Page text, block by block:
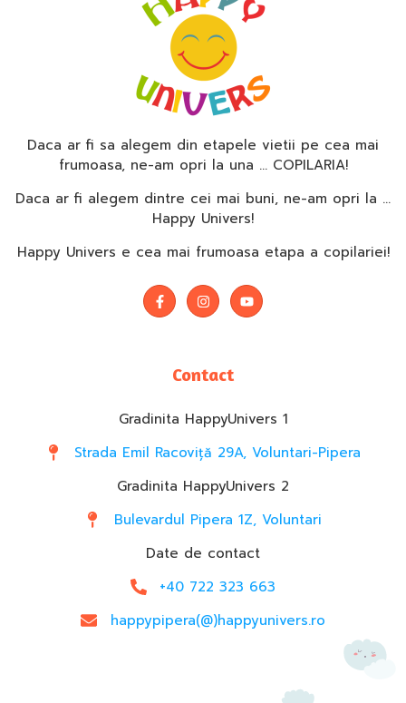
Daca ar fi sa alegem din etapele vietii pe cea mai
frumoasa, ne-am opri la una … COPILARIA!
Daca ar fi alegem dintre cei mai buni, ne-am opri la …
Happy Univers!
Happy Univers e cea mai frumoasa etapa a copilariei!
Contact
Gradinita HappyUnivers 1
Strada Emil Racoviță 29A, Voluntari-Pipera
Gradinita HappyUnivers 2
Bulevardul Pipera 1Z, Voluntari
Date de contact
+40 722 323 663
happypipera(@)happyunivers.ro